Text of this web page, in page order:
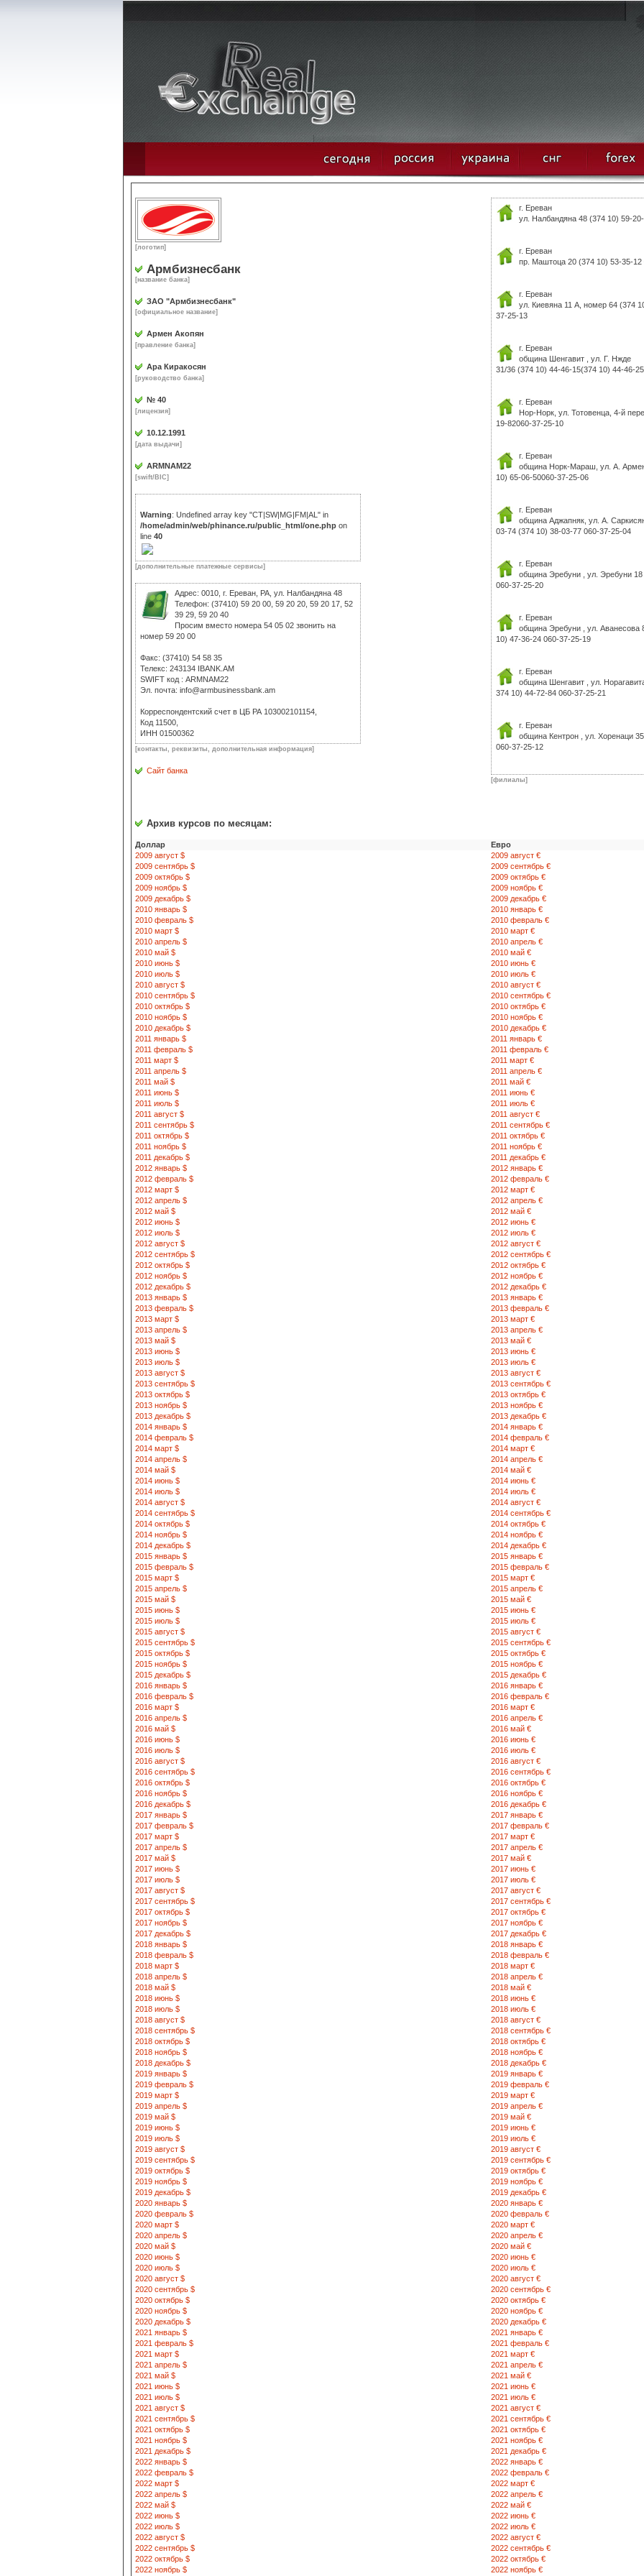
[логотип]
Армбизнесбанк
[название банка]
ЗАО "Армбизнесбанк"
[официальное название]
Армен Акопян
[правление банка]
Ара Киракосян
[руководство банка]
№ 40
[лицензия]
10.12.1991
[дата выдачи]
ARMNAM22
[swift/BIC]
Warning: Undefined array key "CT|SW|MG|FM|AL" in
/home/admin/web/phinance.ru/public_html/one.php on
line 40
[дополнительные платежные сервисы]
Адрес: 0010, г. Ереван, РА, ул. Налбандяна 48
Телефон: (37410) 59 20 00, 59 20 20, 59 20 17, 52
39 29, 59 20 40
Просим вместо номера 54 05 02 звонить на
номер 59 20 00
Факс: (37410) 54 58 35
Телекс: 243134 IBANK.AM
SWIFT код : ARMNAM22
Эл. почта: info@armbusinessbank.am
Корреспондентский счет в ЦБ РА 103002101154,
Код 11500,
ИНН 01500362
[контакты, реквизиты, дополнительная информация]
Сайт банка
г. Ереван
ул. Налбандяна 48 (374 10) 59-
г. Ереван
пр. Маштоца 20 (374 10) 53-35-12
г. Ереван
ул. Киевяна 11 А, номер 64 (374
37-25-13
г. Ереван
община Шенгавит , ул. Г. Нжде
31/36 (374 10) 44-46-15(374 10) 44-46-
г. Ереван
Нор-Норк, ул. Тотовенца, 4-й
19-82060-37-25-10
г. Ереван
община Норк-Мараш, ул. А.
10) 65-06-50060-37-25-06
г. Ереван
община Аджапняк, ул. А.
03-74 (374 10) 38-03-77 060-37-25-04
г. Ереван
община Эребуни , ул. Эребуни
060-37-25-20
г. Ереван
община Эребуни , ул. Аванесова
10) 47-36-24 060-37-25-19
г. Ереван
община Шенгавит , ул.
374 10) 44-72-84 060-37-25-21
г. Ереван
община Кентрон , ул. Хоренаци
060-37-25-12
г. Гюмри
060-37-25-22
г. Талин
ул. Гая 1
(374 249) 2-38-55 (374 249) 2-38-
г. Ванадзор
пр. Тиграна Меца 44 (374 322) 2-
17-73 060-37-25-02
г. Каджаран
ул. Лернагорцнери 15 (374 285) 3-
09
НКР, г. Степанакерт
ул. Григора Лусаворича 31 ( 0
7-40-64
060-37-25-07
НКР, г. Степанакерт
ул. С. Давита 15
( 0 479) 7-40-67
060-37-25-24
НКР, г. Мартуни
ул. Азатамартикнери 12 А ( 0 478)
25-14
НКР, г. Мартакерт
ул. Азатамартикнери 124/ 2 (
25-16
НКР, г. Аскеран
ул. Шаумяна 3 ( 0476) 7-76-30060-
НКР, г. Гадрут
ул. Г. Нждэ 3Б ( 0475) 5-16-51060-
г. Армавир
ул. Анрапетутяна 6 ( 374 237) 6-
г. Арарат
ул. Шаумяна 30/1 (374 0238) 4-10-
50 060-37-25-23
г. Варденис
ул. В. Амбардзумяна 21/1
(374 269) 2-10-60
060-37-25-25
г. Нор-Ачин
ул. Гаи 2
[филиалы]
Архив курсов по месяцам:
Доллар
Евро
2009 август $
2009 август €
2009 сентябрь $
2009 сентябрь €
2009 октябрь $
2009 октябрь €
2009 ноябрь $
2009 ноябрь €
2009 декабрь $
2009 декабрь €
2010 январь $
2010 январь €
2010 февраль $
2010 февраль €
2010 март $
2010 март €
2010 апрель $
2010 апрель €
2010 май $
2010 май €
2010 июнь $
2010 июнь €
2010 июль $
2010 июль €
2010 август $
2010 август €
2010 сентябрь $
2010 сентябрь €
2010 октябрь $
2010 октябрь €
2010 ноябрь $
2010 ноябрь €
2010 декабрь $
2010 декабрь €
2011 январь $
2011 январь €
2011 февраль $
2011 февраль €
2011 март $
2011 март €
2011 апрель $
2011 апрель €
2011 май $
2011 май €
2011 июнь $
2011 июнь €
2011 июль $
2011 июль €
2011 август $
2011 август €
2011 сентябрь $
2011 сентябрь €
2011 октябрь $
2011 октябрь €
2011 ноябрь $
2011 ноябрь €
2011 декабрь $
2011 декабрь €
2012 январь $
2012 январь €
2012 февраль $
2012 февраль €
2012 март $
2012 март €
2012 апрель $
2012 апрель €
2012 май $
2012 май €
2012 июнь $
2012 июнь €
2012 июль $
2012 июль €
2012 август $
2012 август €
2012 сентябрь $
2012 сентябрь €
2012 октябрь $
2012 октябрь €
2012 ноябрь $
2012 ноябрь €
2012 декабрь $
2012 декабрь €
2013 январь $
2013 январь €
2013 февраль $
2013 февраль €
2013 март $
2013 март €
2013 апрель $
2013 апрель €
2013 май $
2013 май €
2013 июнь $
2013 июнь €
2013 июль $
2013 июль €
2013 август $
2013 август €
2013 сентябрь $
2013 сентябрь €
2013 октябрь $
2013 октябрь €
2013 ноябрь $
2013 ноябрь €
2013 декабрь $
2013 декабрь €
2014 январь $
2014 январь €
2014 февраль $
2014 февраль €
2014 март $
2014 март €
2014 апрель $
2014 апрель €
2014 май $
2014 май €
2014 июнь $
2014 июнь €
2014 июль $
2014 июль €
2014 август $
2014 август €
2014 сентябрь $
2014 сентябрь €
2014 октябрь $
2014 октябрь €
2014 ноябрь $
2014 ноябрь €
2014 декабрь $
2014 декабрь €
2015 январь $
2015 январь €
2015 февраль $
2015 февраль €
2015 март $
2015 март €
2015 апрель $
2015 апрель €
2015 май $
2015 май €
2015 июнь $
2015 июнь €
2015 июль $
2015 июль €
2015 август $
2015 август €
2015 сентябрь $
2015 сентябрь €
2015 октябрь $
2015 октябрь €
2015 ноябрь $
2015 ноябрь €
2015 декабрь $
2015 декабрь €
2016 январь $
2016 январь €
2016 февраль $
2016 февраль €
2016 март $
2016 март €
2016 апрель $
2016 апрель €
2016 май $
2016 май €
2016 июнь $
2016 июнь €
2016 июль $
2016 июль €
2016 август $
2016 август €
2016 сентябрь $
2016 сентябрь €
2016 октябрь $
2016 октябрь €
2016 ноябрь $
2016 ноябрь €
2016 декабрь $
2016 декабрь €
2017 январь $
2017 январь €
2017 февраль $
2017 февраль €
2017 март $
2017 март €
2017 апрель $
2017 апрель €
2017 май $
2017 май €
2017 июнь $
2017 июнь €
2017 июль $
2017 июль €
2017 август $
2017 август €
2017 сентябрь $
2017 сентябрь €
2017 октябрь $
2017 октябрь €
2017 ноябрь $
2017 ноябрь €
2017 декабрь $
2017 декабрь €
2018 январь $
2018 январь €
2018 февраль $
2018 февраль €
2018 март $
2018 март €
2018 апрель $
2018 апрель €
2018 май $
2018 май €
2018 июнь $
2018 июнь €
2018 июль $
2018 июль €
2018 август $
2018 август €
2018 сентябрь $
2018 сентябрь €
2018 октябрь $
2018 октябрь €
2018 ноябрь $
2018 ноябрь €
2018 декабрь $
2018 декабрь €
2019 январь $
2019 январь €
2019 февраль $
2019 февраль €
2019 март $
2019 март €
2019 апрель $
2019 апрель €
2019 май $
2019 май €
2019 июнь $
2019 июнь €
2019 июль $
2019 июль €
2019 август $
2019 август €
2019 сентябрь $
2019 сентябрь €
2019 октябрь $
2019 октябрь €
2019 ноябрь $
2019 ноябрь €
2019 декабрь $
2019 декабрь €
2020 январь $
2020 январь €
2020 февраль $
2020 февраль €
2020 март $
2020 март €
2020 апрель $
2020 апрель €
2020 май $
2020 май €
2020 июнь $
2020 июнь €
2020 июль $
2020 июль €
2020 август $
2020 август €
2020 сентябрь $
2020 сентябрь €
2020 октябрь $
2020 октябрь €
2020 ноябрь $
2020 ноябрь €
2020 декабрь $
2020 декабрь €
2021 январь $
2021 январь €
2021 февраль $
2021 февраль €
2021 март $
2021 март €
2021 апрель $
2021 апрель €
2021 май $
2021 май €
2021 июнь $
2021 июнь €
2021 июль $
2021 июль €
2021 август $
2021 август €
2021 сентябрь $
2021 сентябрь €
2021 октябрь $
2021 октябрь €
2021 ноябрь $
2021 ноябрь €
2021 декабрь $
2021 декабрь €
2022 январь $
2022 январь €
2022 февраль $
2022 февраль €
2022 март $
2022 март €
2022 апрель $
2022 апрель €
2022 май $
2022 май €
2022 июнь $
2022 июнь €
2022 июль $
2022 июль €
2022 август $
2022 август €
2022 сентябрь $
2022 сентябрь €
2022 октябрь $
2022 октябрь €
2022 ноябрь $
2022 ноябрь €